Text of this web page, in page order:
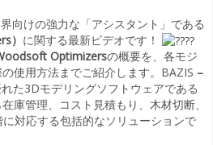
向けの強力な「アシスタント」である
） に関する最新ビデオです！
Optimizersの概要を、各モジ
使用方法までご紹介します。BAZIS –
た3Dモデリングソフトウェアである
庫管理、コスト見積もり、木材切断、
対応する包括的なソリューションで